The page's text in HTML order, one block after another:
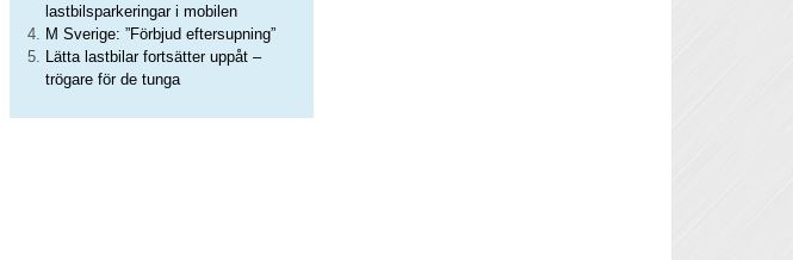
lastbilsparkeringar i mobilen
M Sverige: ”Förbjud eftersupning”
Lätta lastbilar fortsätter uppåt –
trögare för de tunga